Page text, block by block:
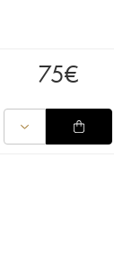
75€